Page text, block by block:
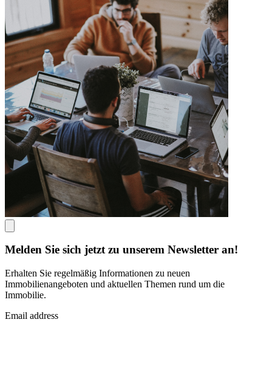
Melden Sie sich jetzt zu unserem Newsletter an!
Erhalten Sie regelmäßig Informationen zu neuen
Immobilienangeboten und aktuellen Themen rund um die
Immobilie.
Email address